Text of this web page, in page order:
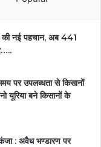
नई पहचान, अब 441
पर उपलब्धता से किसानों
यूरिया बने किसानों के
: अवैध भण्डारण पर